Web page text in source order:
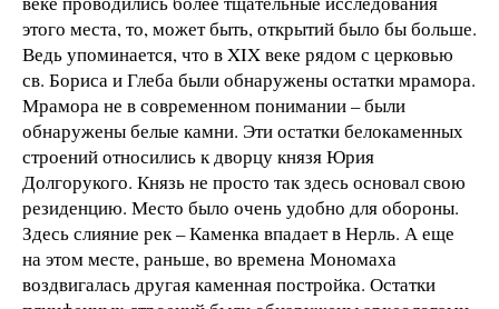
этого места, то, может быть, открытий было бы больше.
Ведь упоминается, что в XIX веке рядом с церковью
св. Бориса и Глеба были обнаружены остатки мрамора.
Мрамора не в современном понимании – были
обнаружены белые камни. Эти остатки белокаменных
строений относились к дворцу князя Юрия
Долгорукого. Князь не просто так здесь основал свою
резиденцию. Место было очень удобно для обороны.
Здесь слияние рек – Каменка впадает в Нерль. А еще
на этом месте, раньше, во времена Мономаха
воздвигалась другая каменная постройка. Остатки